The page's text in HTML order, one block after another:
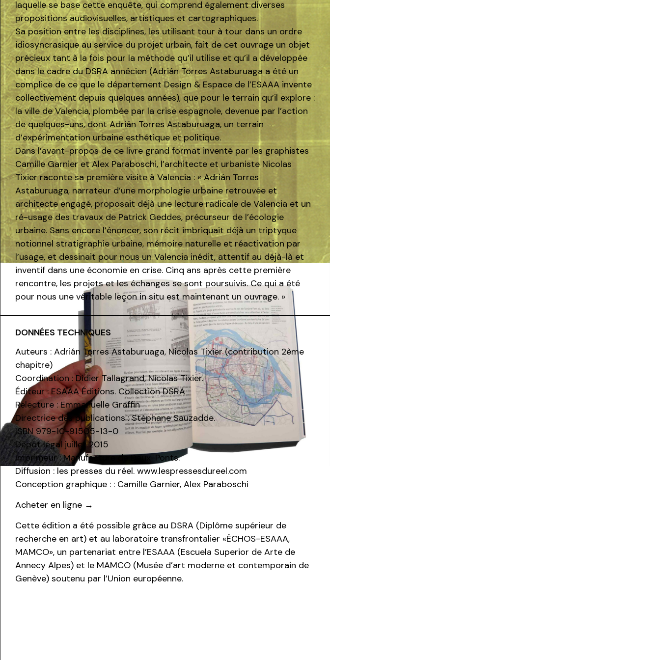
laquelle se base cette enquête, qui comprend également diverses
propositions audiovisuelles, artistiques et cartographiques.
Sa position entre les disciplines, les utilisant tour à tour dans un ordre
idiosyncrasique au service du projet urbain, fait de cet ouvrage un objet
précieux tant à la fois pour la méthode qu’il utilise et qu’il a développée
dans le cadre du DSRA annécien (Adrián Torres Astaburuaga a été un
complice de ce que le département Design & Espace de l’ESAAA invente
collectivement depuis quelques années), que pour le terrain qu’il explore :
la ville de Valencia, plombée par la crise espagnole, devenue par l’action
de quelques-uns, dont Adrián Torres Astaburuaga, un terrain
d’expérimentation urbaine esthétique et politique.
Dans l’avant-propos de ce livre grand format inventé par les graphistes
Camille Garnier et Alex Paraboschi, l’architecte et urbaniste Nicolas
Tixier raconte sa première visite à Valencia : « Adrián Torres
Astaburuaga, narrateur d’une morphologie urbaine retrouvée et
architecte engagé, proposait déjà une lecture radicale de Valencia et un
ré-usage des travaux de Patrick Geddes, précurseur de l’écologie
urbaine. Sans encore l’énoncer, son récit imbriquait déjà un triptyque
notionnel stratigraphie urbaine, mémoire naturelle et réactivation par
l’usage, et dessinait pour nous un Valencia inédit, attentif au déjà-là et
inventif dans une économie en crise. Cinq ans après cette première
rencontre, les projets et les échanges se sont poursuivis. Ce qui a été
pour nous une véritable leçon in situ est maintenant un ouvrage. »
DONNÉES TECHNIQUES
Auteurs : Adrián Torres Astaburuaga, Nicolas Tixier (contribution 2ème
chapitre)
Coordination : Didier Tallagrand, Nicolas Tixier.
Éditeur : ESAAA Éditions. Collection DSRA
Relecture : Emmanuelle Graffin
Directrice des publications : Stéphane Sauzadde.
ISBN 979-10-91505-13-0
Dépôt légal juillet 2015
Imprimeur : Manufacture de Deux-Ponts.
Diffusion : les presses du réel. www.lespressesdureel.com
Conception graphique : : Camille Garnier, Alex Paraboschi
Acheter en ligne →
Cette édition a été possible grâce au DSRA (Diplôme supérieur de
recherche en art) et au laboratoire transfrontalier «ÉCHOS-ESAAA,
MAMCO», un partenariat entre l’ESAAA (Escuela Superior de Arte de
Annecy Alpes) et le MAMCO (Musée d’art moderne et contemporain de
Genève) soutenu par l’Union européenne.